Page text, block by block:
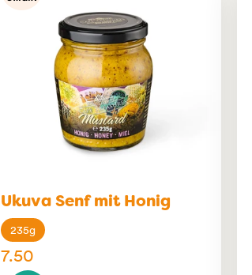
Ukuva Senf mit Honig
235g
7.50